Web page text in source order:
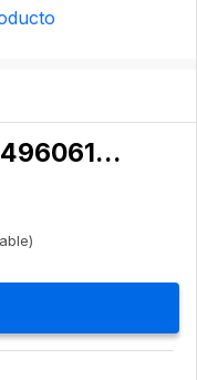
Ariston 5414849606173